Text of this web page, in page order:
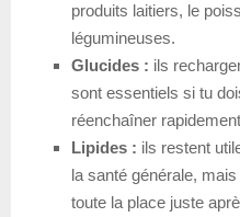
produits laitiers, le
légumineuses.
Glucides : ils
sont essentiels si tu
réenchaîner
Lipides : ils restent
la santé générale,
toute la place juste